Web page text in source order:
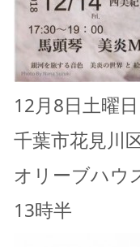
12月8日土曜日
千葉市花見川
オリーブハウ
13時半